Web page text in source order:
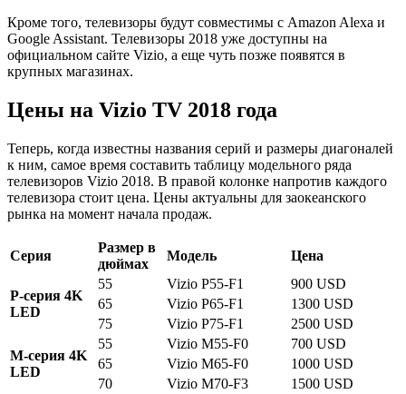
Кроме того, телевизоры будут совместимы с Amazon Alexa и
Google Assistant. Телевизоры 2018 уже доступны на
официальном сайте Vizio, а еще чуть позже появятся в
крупных магазинах.
Цены на Vizio TV 2018 года
Теперь, когда известны названия серий и размеры диагоналей
к ним, самое время составить таблицу модельного ряда
телевизоров Vizio 2018. В правой колонке напротив каждого
телевизора стоит цена. Цены актуальны для заокеанского
рынка на момент начала продаж.
Серия
Размер в
дюймах
Модель Цена
P-серия 4K
LED
55 Vizio P55-F1
900 USD
65
Vizio P65-F1
1300 USD
75
Vizio P75-F1 2500 USD
M-серия 4K
LED
55 Vizio M55-F0
700 USD
65
Vizio M65-F0
1000 USD
70
Vizio M70-F3 1500 USD